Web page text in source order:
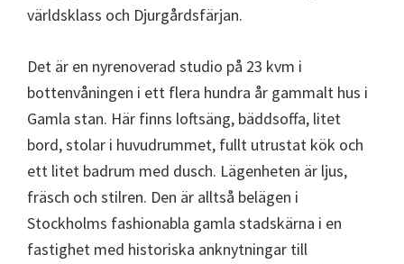
världsklass och Djurgårdsfärjan.
Det är en nyrenoverad studio på 23 kvm i
bottenvåningen i ett flera hundra år gammalt hus i
Gamla stan. Här finns loftsäng, bäddsoffa, litet
bord, stolar i huvudrummet, fullt utrustat kök och
ett litet badrum med dusch. Lägenheten är ljus,
fräsch och stilren. Den är alltså belägen i
Stockholms fashionabla gamla stadskärna i en
fastighet med historiska anknytningar till